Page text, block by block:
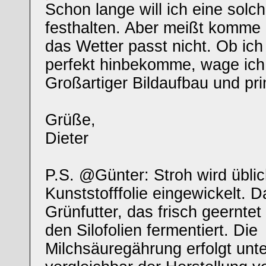
Schon lange will ich eine
festhalten. Aber meißt
das Wetter passt nicht. Ob
perfekt hinbekomme, wage
Großartiger Bildaufbau und
Grüße,
Dieter
P.S. @Günter: Stroh wird
Kunststofffolie eingewickelt.
Grünfutter, das frisch
den Silofolien fermentiert. Die
Milchsäuregährung erfolgt